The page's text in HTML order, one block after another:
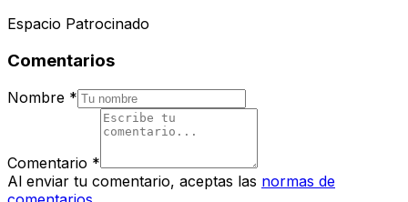
Espacio Patrocinado
Comentarios
Nombre *
Comentario *
Al enviar tu comentario, aceptas las normas de